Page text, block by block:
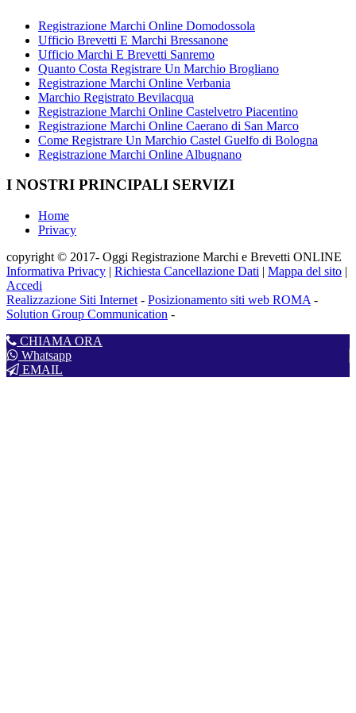
Registrazione Marchi Online Domodossola
Ufficio Brevetti E Marchi Bressanone
Ufficio Marchi E Brevetti Sanremo
Quanto Costa Registrare Un Marchio Brogliano
Registrazione Marchi Online Verbania
Marchio Registrato Bevilacqua
Registrazione Marchi Online Castelvetro Piacentino
Registrazione Marchi Online Caerano di San Marco
Come Registrare Un Marchio Castel Guelfo di Bologna
Registrazione Marchi Online Albugnano
I NOSTRI PRINCIPALI SERVIZI
Home
Privacy
copyright © 2017- Oggi Registrazione Marchi e Brevetti ONLINE
Informativa Privacy | Richiesta Cancellazione Dati | Mappa del sito |
Accedi
Realizzazione Siti Internet - Posizionamento siti web ROMA -
Solution Group Communication -
CHIAMA ORA
Whatsapp
EMAIL